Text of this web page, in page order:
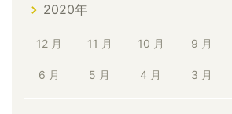
2020年
12 月 11 月 10 月 9 月
6 月 5 月 4 月 3 月